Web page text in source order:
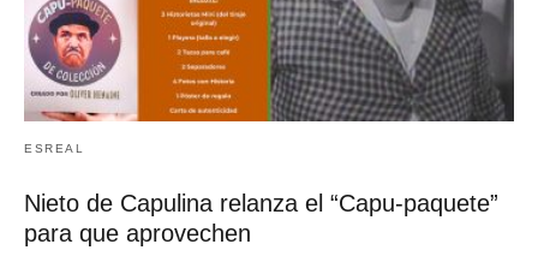
ESREAL
Nieto de Capulina relanza el “Capu-paquete”
para que aprovechen